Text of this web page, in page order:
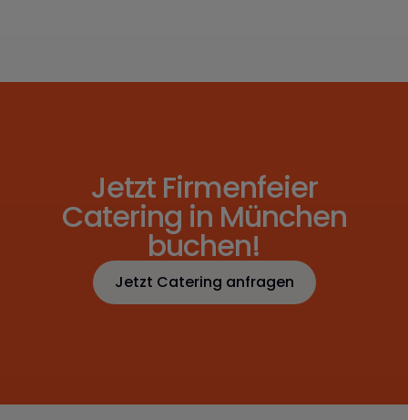
Jetzt Firmenfeier
Catering in München
buchen!
Jetzt Catering anfragen
Jetzt Catering anfragen